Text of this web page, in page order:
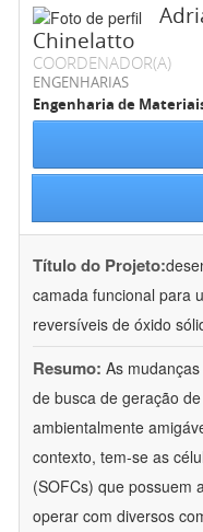
Chinelatto
COORDENADOR(A)
ENGENHARIAS
Engenharia de
Título do Projeto:
camada funcional para
reversíveis de óxido
Resumo: As
de busca de geração
ambientalmente
contexto, tem-se as
(SOFCs) que possuem
operar com diversos